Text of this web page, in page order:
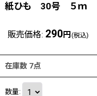
紙ひも 30号 ５ｍ
販売価格: 290 円 (税込)
在庫数 7点
数量: